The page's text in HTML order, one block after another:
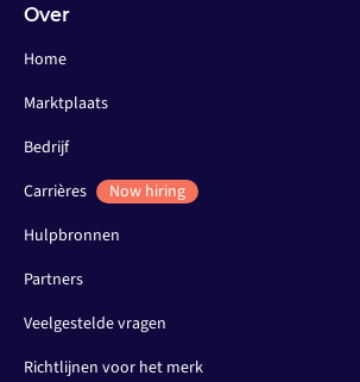
Over
Home
Marktplaats
Bedrijf
Carrières
Now hiring
Hulpbronnen
Partners
Veelgestelde vragen
Richtlijnen voor het merk